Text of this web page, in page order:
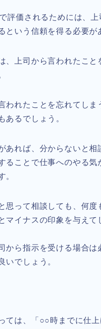
評価されるためには、上
という信頼を得る必要が
、上司から言われたこと
われたことを忘れてしま
あるでしょう。
あれば、分からないと相
ることで仕事へのやる気
。
思って相談しても、何度
マイナスの印象を与えて
から指示を受ける場合は
いでしょう。
ては、「○○時までに仕上